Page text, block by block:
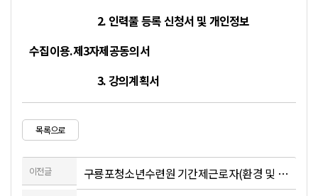
2. 인력풀 등록 신청서 및 개인정보
수집이용.제3자제공동의서
3. 강의계획서
목록으로
이전글 구룡포청소년수련원 기간제근로자(환경 및 캠핑장 관리) 최종합격자 공고